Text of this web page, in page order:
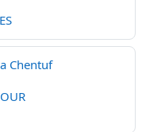
Chentuf